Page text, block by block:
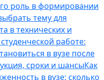
роль в формировании
тему для
в технических и
работе:
в вузе после
сроки и шансыКак
в вузе: сколько